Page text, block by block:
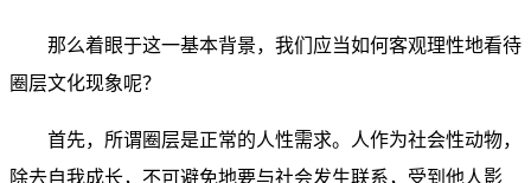
那么着眼于这一基本背景，我们应当如何客观理性地看待
圈层文化现象呢？
首先，所谓圈层是正常的人性需求。人作为社会性动物，
除去自我成长，不可避免地要与社会发生联系，受到他人影